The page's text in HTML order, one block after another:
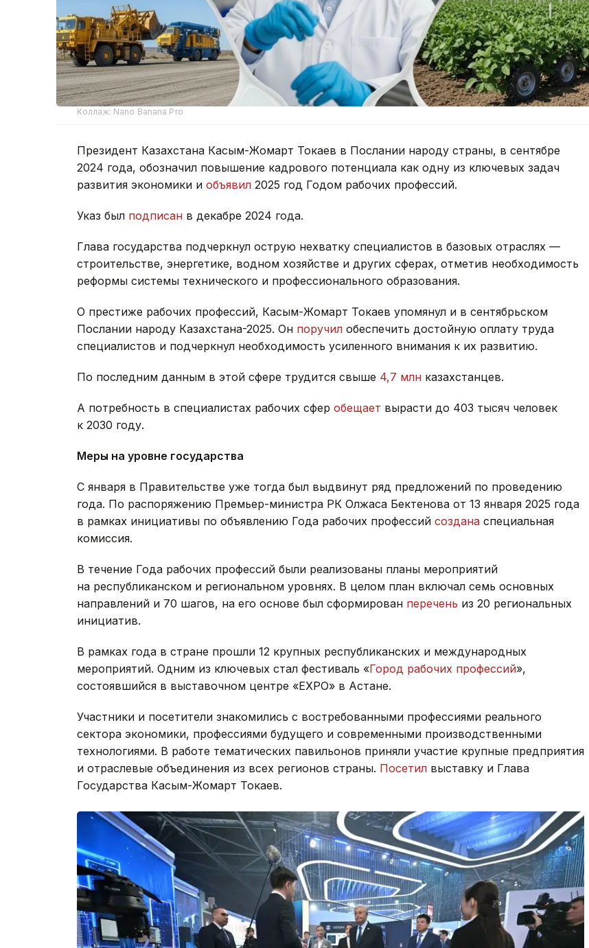
Коллаж: Nano Banana Pro
Президент Казахстана Касым-Жомарт Токаев в Послании народу страны, в сентябре
2024 года, обозначил повышение кадрового потенциала как одну из ключевых задач
развития экономики и объявил 2025 год Годом рабочих профессий.
Указ был подписан в декабре 2024 года.
Глава государства подчеркнул острую нехватку специалистов в базовых отраслях —
строительстве, энергетике, водном хозяйстве и других сферах, отметив необходимость
реформы системы технического и профессионального образования.
О престиже рабочих профессий, Касым-Жомарт Токаев упомянул и в сентябрьском
Послании народу Казахстана-2025. Он поручил обеспечить достойную оплату труда
специалистов и подчеркнул необходимость усиленного внимания к их развитию.
По последним данным в этой сфере трудится свыше 4,7 млн казахстанцев.
А потребность в специалистах рабочих сфер обещает вырасти до 403 тысяч человек
к 2030 году.
Меры на уровне государства
С января в Правительстве уже тогда был выдвинут ряд предложений по проведению
года. По распоряжению Премьер-министра РК Олжаса Бектенова от 13 января 2025 года
в рамках инициативы по объявлению Года рабочих профессий создана специальная
комиссия.
В течение Года рабочих профессий были реализованы планы мероприятий
на республиканском и региональном уровнях. В целом план включал семь основных
направлений и 70 шагов, на его основе был сформирован перечень из 20 региональных
инициатив.
В рамках года в стране прошли 12 крупных республиканских и международных
мероприятий. Одним из ключевых стал фестиваль «Город рабочих профессий»,
состоявшийся в выставочном центре «EXPO» в Астане.
Участники и посетители знакомились с востребованными профессиями реального
сектора экономики, профессиями будущего и современными производственными
технологиями. В работе тематических павильонов приняли участие крупные предприятия
и отраслевые объединения из всех регионов страны. Посетил выставку и Глава
Государства Касым-Жомарт Токаев.